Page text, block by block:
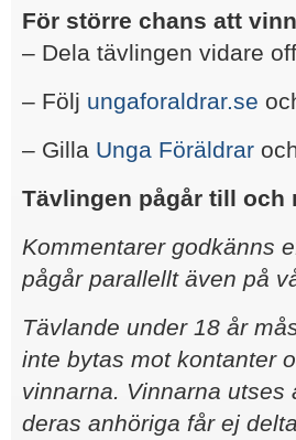
För större chans att
– Dela tävlingen vidare
– Följ ungaforaldrar.se
– Gilla Unga Föräldrar
Tävlingen pågår till och
Kommentarer godkänns
pågår parallellt även på
Tävlande under 18 år
inte bytas mot kontanter
vinnarna. Vinnarna utses
deras anhöriga får ej